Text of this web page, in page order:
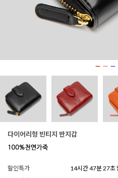
다이어리형 빈티지 반지갑
할인특가
14시간 47분 25초